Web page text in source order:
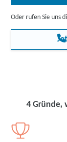
Oder rufen Sie uns
4 Gründe,